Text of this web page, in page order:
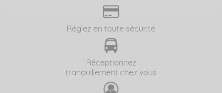
Réglez en toute sécurité
Réceptionnez
tranquillement chez vous